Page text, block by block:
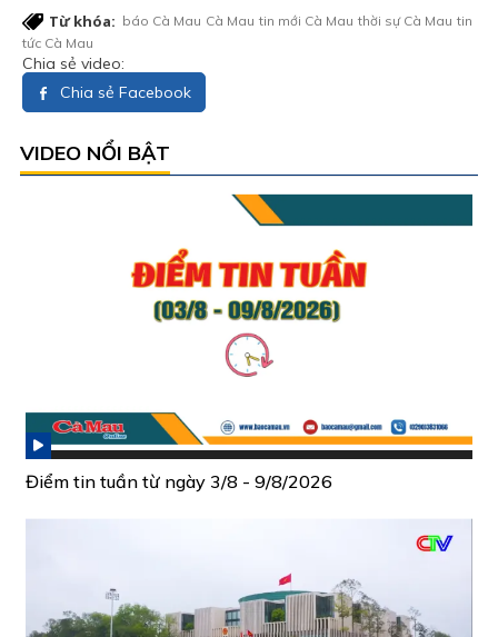
Từ khóa: báo Cà Mau Cà Mau tin mới Cà Mau thời sự Cà Mau tin
tức Cà Mau
Chia sẻ video:
Chia sẻ Facebook
VIDEO NỔI BẬT
Điểm tin tuần từ ngày 3/8 - 9/8/2026